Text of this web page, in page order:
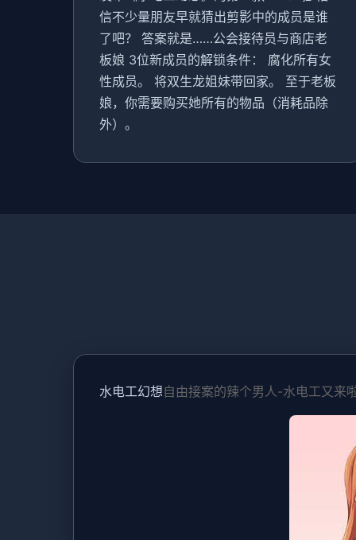
信不少量朋友早就猜出剪影中的成员是谁
了吧？ 答案就是……公会接待员与商店老
板娘 3位新成员的解锁条件： 腐化所有女
性成员。 将双生龙姐妹带回家。 至于老板
娘，你需要购买她所有的物品（消耗品除
外）。
水电工幻想自由接案的辣个男人-水电工又来